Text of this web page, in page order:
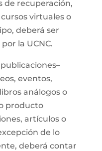
de recuperación,
virtuales o
deberá ser
la UCNC.
eventos,
análogos o
producto
artículos o
de lo
deberá contar